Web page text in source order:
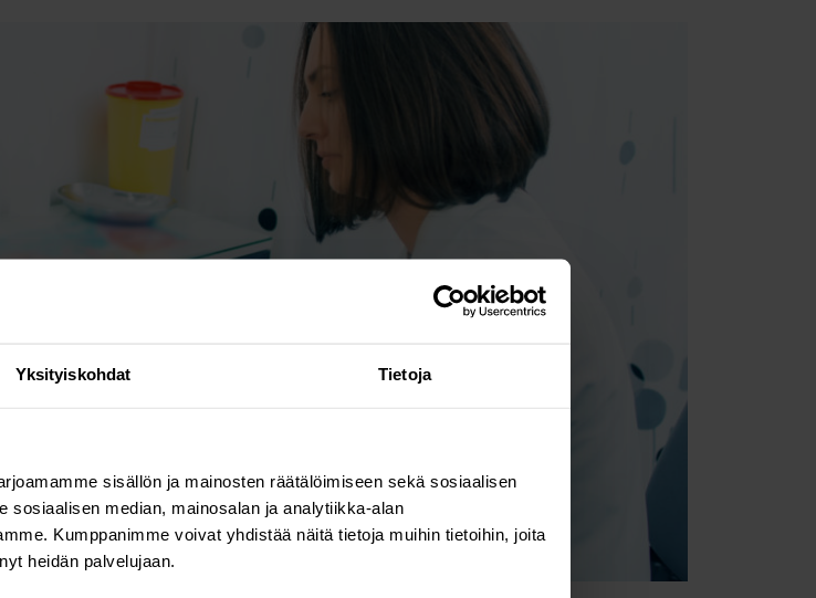
Yksityiskohdat Tietoja
sisällön ja mainosten räätälöimiseen sekä sosiaalisen
sosiaalisen median, mainosalan ja analytiikka-alan
Kumppanimme voivat yhdistää näitä tietoja muihin tietoihin, joita
heidän palvelujaan.